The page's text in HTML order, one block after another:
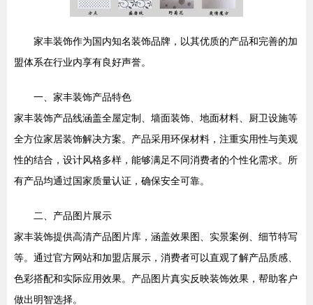
家丰装饰作为国内知名装饰品牌，以其优质的产品和完善的加
盟体系在行业内享有良好声誉。
一、家丰装饰产品特色
家丰装饰产品线涵盖全屋定制、墙面装饰、地面材料、厨卫设施等
全方位家居装饰解决方案。产品采用环保材料，注重实用性与美观
性的结合，设计风格多样，能够满足不同消费者的个性化需求。所
有产品均通过国家质量认证，确保安全可靠。
二、产品图片展示
家丰装饰提供高清产品图片库，涵盖效果图、实景案例、细节特写
等。通过官方网站和加盟店展示，消费者可以直观了解产品质感、
色彩搭配和实际应用效果。产品图片真实反映装饰效果，帮助客户
做出明智选择。